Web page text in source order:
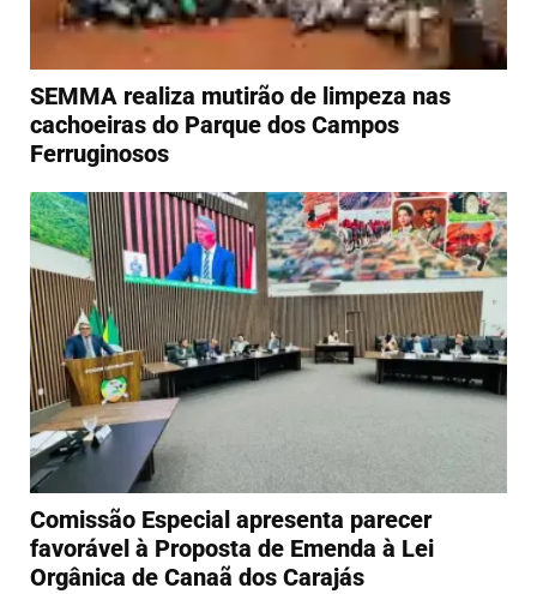
SEMMA realiza mutirão de limpeza nas
cachoeiras do Parque dos Campos
Ferruginosos
Comissão Especial apresenta parecer
favorável à Proposta de Emenda à Lei
Orgânica de Canaã dos Carajás